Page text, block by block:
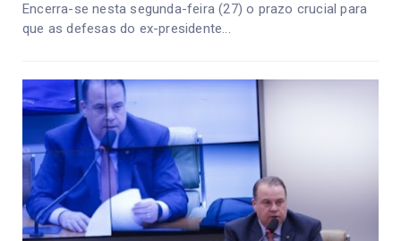
Encerra-se nesta segunda-feira (27) o prazo crucial para
que as defesas do ex-presidente...